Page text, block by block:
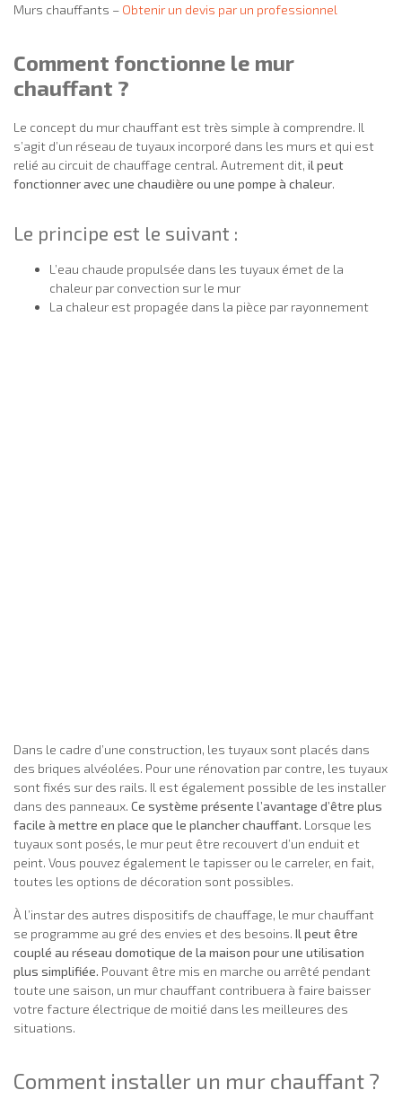
Murs chauffants – Obtenir un devis par un professionnel
Comment fonctionne le mur
chauffant ?
Le concept du mur chauffant est très simple à comprendre. Il
s’agit d’un réseau de tuyaux incorporé dans les murs et qui est
relié au circuit de chauffage central. Autrement dit, il peut
fonctionner avec une chaudière ou une pompe à chaleur.
Le principe est le suivant :
L’eau chaude propulsée dans les tuyaux émet de la
chaleur par convection sur le mur
La chaleur est propagée dans la pièce par rayonnement
Dans le cadre d’une construction, les tuyaux sont placés dans
des briques alvéolées. Pour une rénovation par contre, les tuyaux
sont fixés sur des rails. Il est également possible de les installer
dans des panneaux. Ce système présente l’avantage d’être plus
facile à mettre en place que le plancher chauffant. Lorsque les
tuyaux sont posés, le mur peut être recouvert d’un enduit et
peint. Vous pouvez également le tapisser ou le carreler, en fait,
toutes les options de décoration sont possibles.
À l’instar des autres dispositifs de chauffage, le mur chauffant
se programme au gré des envies et des besoins. Il peut être
couplé au réseau domotique de la maison pour une utilisation
plus simplifiée. Pouvant être mis en marche ou arrêté pendant
toute une saison, un mur chauffant contribuera à faire baisser
votre facture électrique de moitié dans les meilleures des
situations.
Comment installer un mur chauffant ?